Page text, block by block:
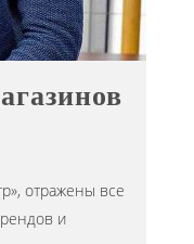
отражены все
и